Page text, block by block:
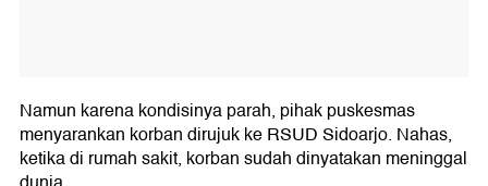
Namun karena kondisinya parah, pihak puskesmas
menyarankan korban dirujuk ke RSUD Sidoarjo. Nahas,
ketika di rumah sakit, korban sudah dinyatakan meninggal